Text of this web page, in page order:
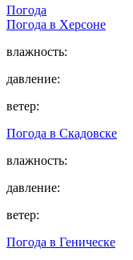
Погода
Погода в Херсоне
влажность:
давление:
ветер:
Погода в Скадовске
влажность:
давление:
ветер:
Погода в Геническе